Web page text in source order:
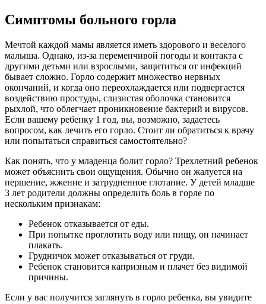
Симптомы больного горла
Мечтой каждой мамы является иметь здорового и веселого
малыша. Однако, из-за переменчивой погоды и контакта с
другими детьми или взрослыми, защититься от инфекций
бывает сложно. Горло содержит множество нервных
окончаний, и когда оно переохлаждается или подвергается
воздействию простуды, слизистая оболочка становится
рыхлой, что облегчает проникновение бактерий и вирусов.
Если вашему ребенку 1 год, вы, возможно, задаетесь
вопросом, как лечить его горло. Стоит ли обратиться к врачу
или попытаться справиться самостоятельно?
Как понять, что у младенца болит горло? Трехлетний ребенок
может объяснить свои ощущения. Обычно он жалуется на
першение, жжение и затрудненное глотание. У детей младше
3 лет родители должны определить боль в горле по
нескольким признакам:
Ребенок отказывается от еды.
При попытке проглотить воду или пищу, он начинает
плакать.
Грудничок может отказываться от груди.
Ребенок становится капризным и плачет без видимой
причины.
Если у вас получится заглянуть в горло ребенка, вы увидите